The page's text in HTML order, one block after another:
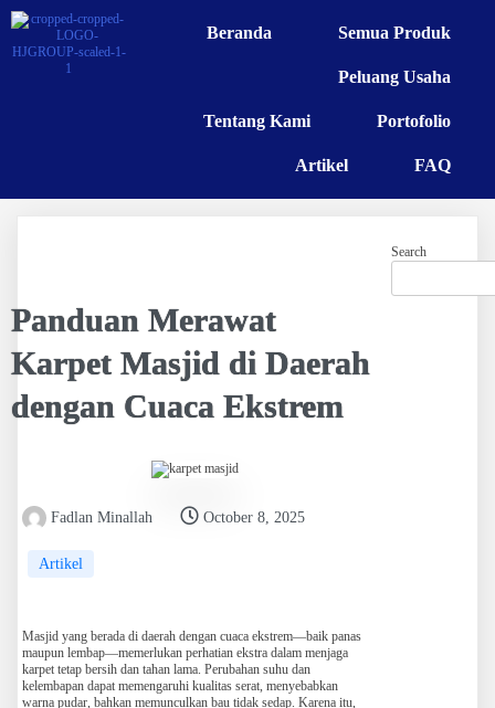
Beranda Semua Produk
Peluang Usaha
Tentang Kami Portofolio
Artikel FAQ
Panduan Merawat
Karpet Masjid di Daerah
dengan Cuaca Ekstrem
Fadlan Minallah October 8, 2025
Artikel
Masjid yang berada di daerah dengan cuaca ekstrem—baik panas
maupun lembap—memerlukan perhatian ekstra dalam menjaga
karpet tetap bersih dan tahan lama. Perubahan suhu dan
kelembapan dapat memengaruhi kualitas serat, menyebabkan
warna pudar, bahkan memunculkan bau tidak sedap. Karena itu,
Search